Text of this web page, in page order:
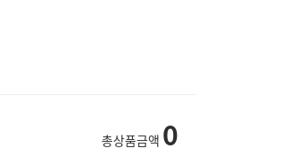
총상품금액 0